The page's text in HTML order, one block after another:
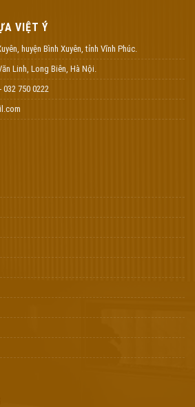
VIỆT Ý
huyện Bình Xuyên, tỉnh Vĩnh Phúc.
Linh, Long Biên, Hà Nội.
032 750 0222